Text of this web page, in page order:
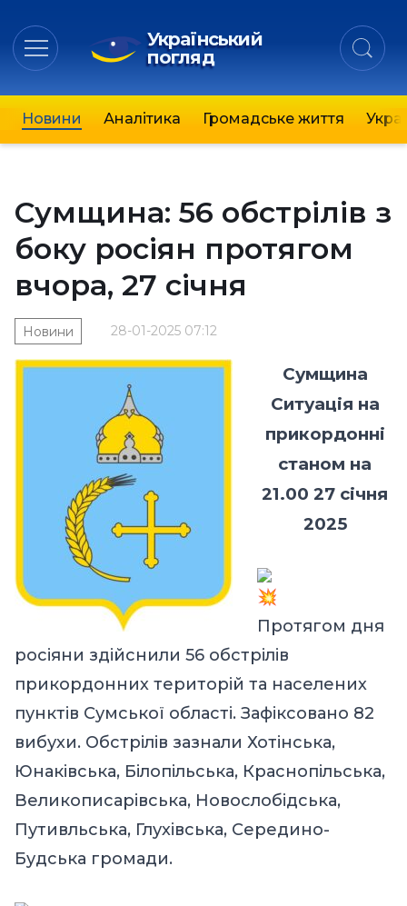
Український
погляд
Новини Аналітика Громадське життя
Сумщина: 56 обстрілів з
боку росіян протягом
вчора, 27 січня
28-01-2025 07:12
Новини
Сумщина
Ситуація на
прикордонні
станом на
21.00 27 січня
2025
Протягом дня
росіяни здійснили 56 обстрілів
прикордонних територій та населених
пунктів Сумської області. Зафіксовано 82
вибухи. Обстрілів зазнали Хотінська,
Юнаківська, Білопільська, Краснопільська,
Великописарівська, Новослобідська,
Путивльська, Глухівська, Середино-
Будська громади.